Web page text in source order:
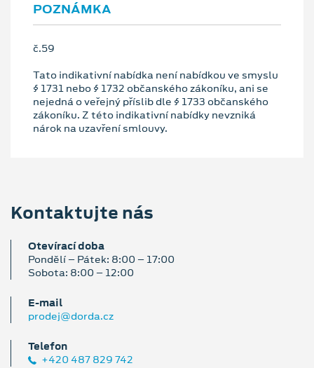
POZNÁMKA
č.59
Tato indikativní nabídka není nabídkou ve smyslu
§ 1731 nebo § 1732 občanského zákoníku, ani se
nejedná o veřejný příslib dle § 1733 občanského
zákoníku. Z této indikativní nabídky nevzniká
nárok na uzavření smlouvy.
Kontaktujte nás
Otevírací doba
Pondělí – Pátek: 8:00 – 17:00
Sobota: 8:00 – 12:00
E‑mail
prodej@dorda.cz
Telefon
+420 487 829 742